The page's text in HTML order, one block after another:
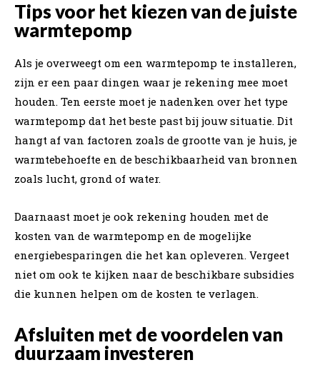
Tips voor het kiezen van de juiste
warmtepomp
Als je overweegt om een warmtepomp te installeren,
zijn er een paar dingen waar je rekening mee moet
houden. Ten eerste moet je nadenken over het type
warmtepomp dat het beste past bij jouw situatie. Dit
hangt af van factoren zoals de grootte van je huis, je
warmtebehoefte en de beschikbaarheid van bronnen
zoals lucht, grond of water.
Daarnaast moet je ook rekening houden met de
kosten van de warmtepomp en de mogelijke
energiebesparingen die het kan opleveren. Vergeet
niet om ook te kijken naar de beschikbare subsidies
die kunnen helpen om de kosten te verlagen.
Afsluiten met de voordelen van
duurzaam investeren